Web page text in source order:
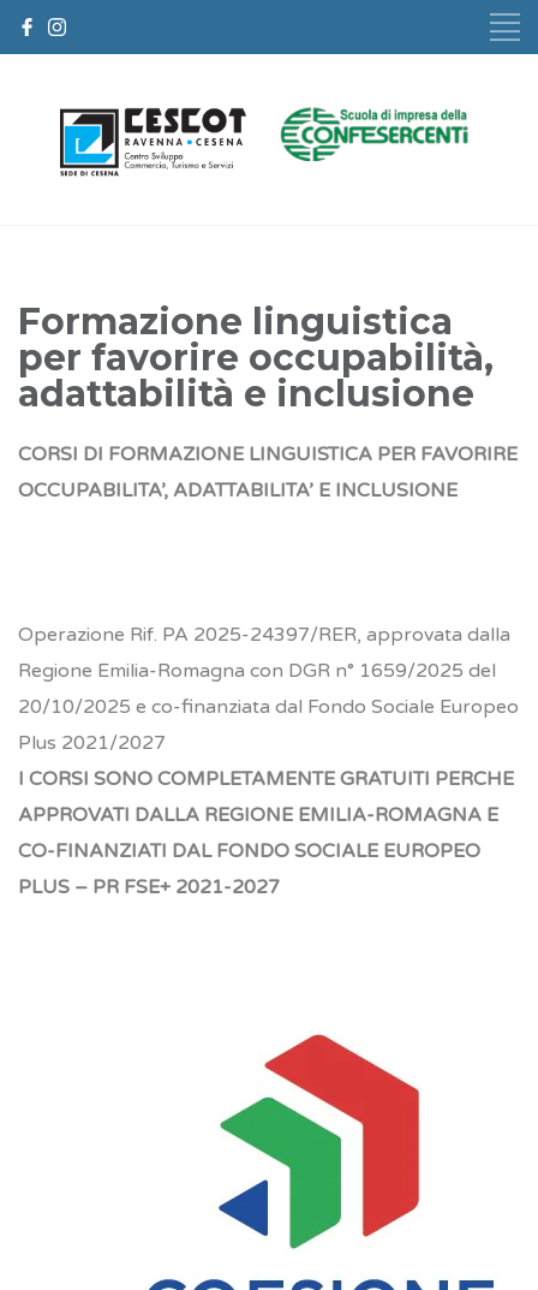
Formazione linguistica
per favorire occupabilità,
adattabilità e inclusione
CORSI DI FORMAZIONE LINGUISTICA PER FAVORIRE
OCCUPABILITA’, ADATTABILITA’ E INCLUSIONE
Operazione Rif. PA 2025-24397/RER, approvata dalla
Regione Emilia-Romagna con DGR n° 1659/2025 del
20/10/2025 e co-finanziata dal Fondo Sociale Europeo
Plus 2021/2027
I CORSI SONO COMPLETAMENTE GRATUITI PERCHE
APPROVATI DALLA REGIONE EMILIA-ROMAGNA E
CO-FINANZIATI DAL FONDO SOCIALE EUROPEO
PLUS – PR FSE+ 2021-2027